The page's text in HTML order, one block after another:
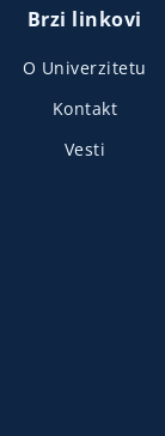
Brzi linkovi
O Univerzitetu
Kontakt
Vesti